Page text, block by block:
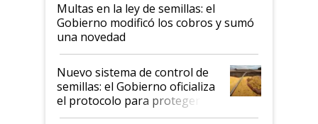
Multas en la ley de semillas: el
Gobierno modificó los cobros y sumó
una novedad
Nuevo sistema de control de
semillas: el Gobierno oficializa
el protocolo para proteger la
propiedad intelectual